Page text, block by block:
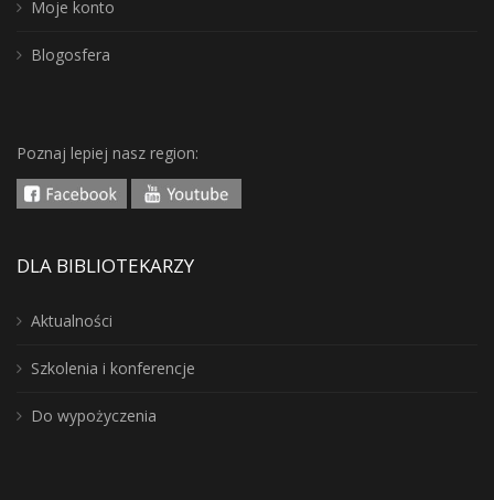
Moje konto
Blogosfera
Poznaj lepiej nasz region:
DLA BIBLIOTEKARZY
Aktualności
Szkolenia i konferencje
Do wypożyczenia